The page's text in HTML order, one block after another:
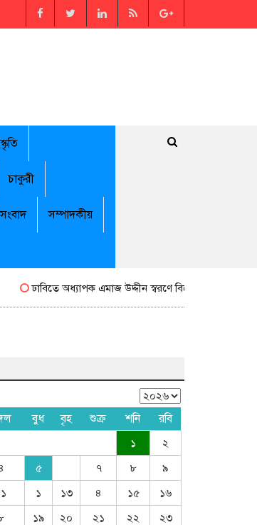
চাকুরী
সম্পাদকীয়
ঢাবিতে অধ্যাপক এমাজ উদ্দীন স্বরণে বিশেষ সম্মাননা
বুধ বৃহ শুক্র শনি রবি
১
২
৫ ৭ ৮
৯
১ ১৩ ৪ ১৫
১৬
১৯ ২০ ২১ ২২
২৩